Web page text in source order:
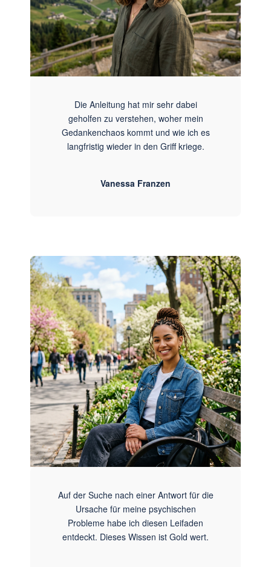
Die Anleitung hat mir sehr dabei
geholfen zu verstehen, woher mein
Gedankenchaos kommt und wie ich es
langfristig wieder in den Griff kriege.
Vanessa Franzen
Auf der Suche nach einer Antwort für die
Ursache für meine psychischen
Probleme habe ich diesen Leifaden
entdeckt. Dieses Wissen ist Gold wert.